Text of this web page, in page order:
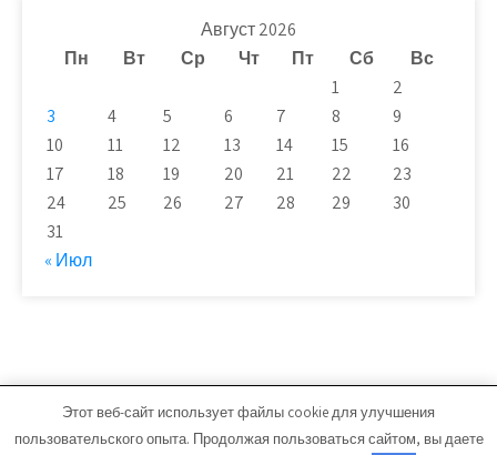
Август 2026
Пн
Вт Ср Чт Пт Сб
Вс
1
2
3
4 5 6 7 8
9
10
11 12 13 14 15
16
17
18 19 20 21 22
23
24
25 26 27 28 29
30
31
« Июл
novaya-moskwa.ru - Работает на WordPress
Этот веб-сайт использует файлы cookie для улучшения
пользовательского опыта. Продолжая пользоваться сайтом, вы даете